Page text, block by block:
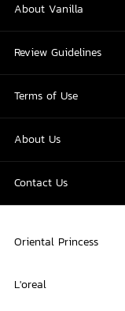
About Vanilla
Review Guidelines
Terms of Use
About Us
Contact Us
Oriental Princess
L'oreal